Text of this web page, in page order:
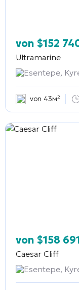
von $152
Ultramarine
Esentepe,
von 43м²
von $158
Caesar Cliff
Esentepe,